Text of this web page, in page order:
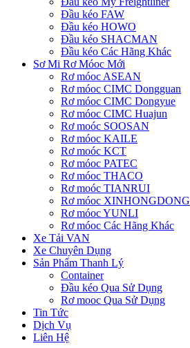
Đầu kéo FAW
Đầu kéo HOWO
Đầu kéo SHACMAN
Đầu kéo Các Hãng Khác
Sơ Mi Rơ Móoc Mới
Rơ móoc ASEAN
Rơ móoc CIMC Dongguan
Rơ móoc CIMC Dongyue
Rơ móoc CIMC Huajun
Rơ moóc SOOSAN
Rơ móoc KAILE
Rơ moóc KCT
Rơ móoc PATEC
Rơ móoc THACO
Rơ moóc TIANRUI
Rơ móoc XINHONGDONG
Rơ móoc YUNLI
Rơ móoc Các Hãng Khác
Xe Tải VAN
Xe Chuyên Dụng
Sản Phẩm Thanh Lý
Container
Đầu kéo Qua Sử Dụng
Rơ mooc Qua Sử Dụng
Tin Tức
Dịch Vụ
Liên Hệ